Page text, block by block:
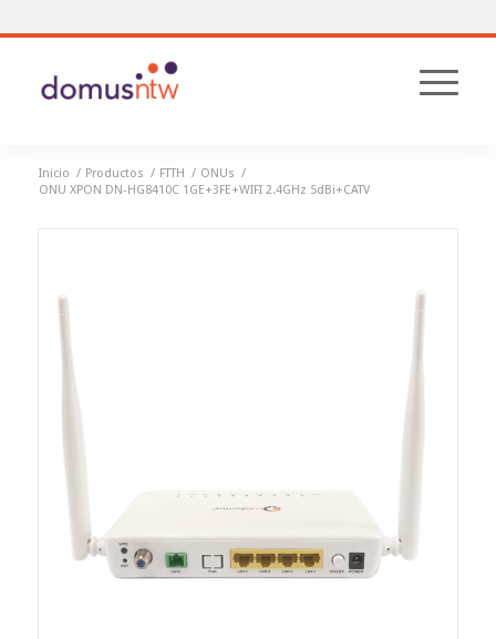
Inicio / Productos / FTTH / ONUs /
ONU XPON DN-HG8410C 1GE+3FE+WIFI 2.4GHz 5dBi+CATV